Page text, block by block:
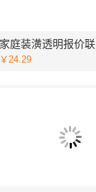
￥24.29